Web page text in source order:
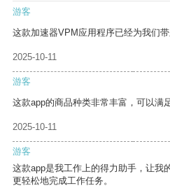
游客
这款加速器VPM应用程序已经为我们带
2025-10-11
游客
这款app的商品种类非常丰富，可以满
2025-10-11
游客
这款app是我工作上的得力助手，让我
更轻松地完成工作任务。